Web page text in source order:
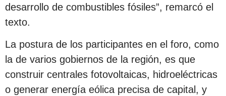
desarrollo de combustibles fósiles”, remarcó el
texto.
La postura de los participantes en el foro, como
la de varios gobiernos de la región, es que
construir centrales fotovoltaicas, hidroeléctricas
o generar energía eólica precisa de capital, y